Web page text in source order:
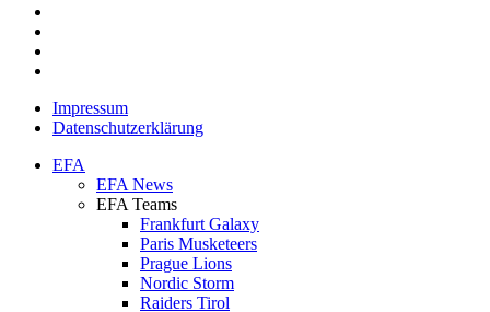
Impressum
Datenschutzerklärung
Close
EFA
EFA News
EFA Teams
Frankfurt Galaxy
Paris Musketeers
Prague Lions
Nordic Storm
Raiders Tirol